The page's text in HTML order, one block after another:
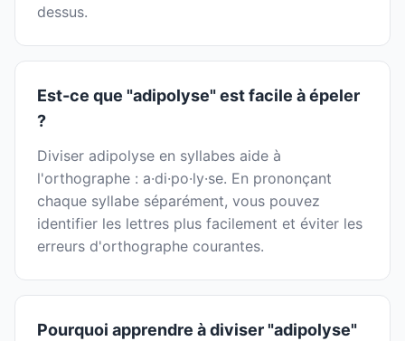
dessus.
Est-ce que "adipolyse" est facile à épeler
?
Diviser adipolyse en syllabes aide à
l'orthographe : a·di·po·ly·se. En prononçant
chaque syllabe séparément, vous pouvez
identifier les lettres plus facilement et éviter les
erreurs d'orthographe courantes.
Pourquoi apprendre à diviser "adipolyse"